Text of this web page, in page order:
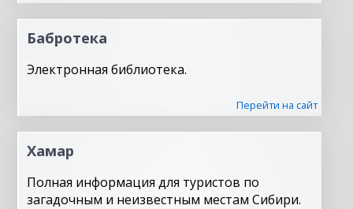
Бабротека
Электронная библиотека.
Перейти на сайт
Хамар
Полная информация для туристов по
загадочным и неизвестным местам Сибири.